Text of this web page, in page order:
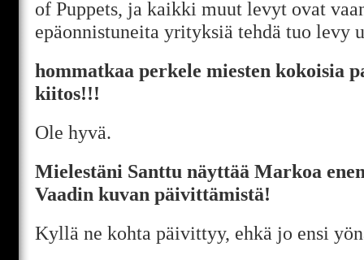
of Puppets, ja kaikki muut levyt ovat
epäonnistuneita yrityksiä tehdä tuo levy
hommatkaa perkele miesten kokoisia
kiitos!!!
Ole hyvä.
Mielestäni Santtu näyttää Markoa
Vaadin kuvan päivittämistä!
Kyllä ne kohta päivittyy, ehkä jo ensi